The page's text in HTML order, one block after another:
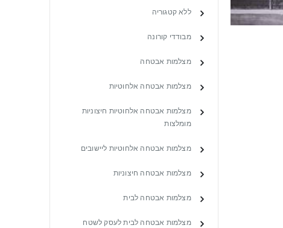
ללא קטגוריה
מבודדי קורונה
מצלמות אבטחה
מצלמות אבטחה אלחוטיות
מצלמות אבטחה אלחוטיות חיצוניות
מומלצות
מצלמות אבטחה אלחוטיות ליישובים
מצלמות אבטחה חיצוניות
מצלמות אבטחה לבית
מצלמות אבטחה לבית לעסק לשטח